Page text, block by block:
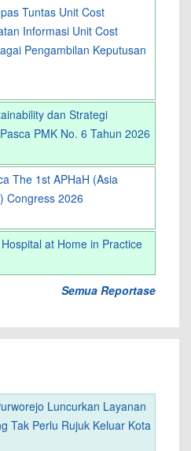
Tuntas Unit Cost
Informasi Unit Cost
Pengambilan Keputusan
dan Strategi
PMK No. 6 Tahun 2026
The 1st APHaH (Asia
Congress 2026
at Home in Practice
Semua Reportase
Luncurkan Layanan
Tak Perlu Rujuk Keluar Kota